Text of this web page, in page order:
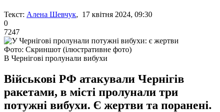
Текст: Алена Шевчук, 17 квітня 2024, 09:30
0
7247
Фото: Скриншот (ілюстративне фото)
В Чернігові пролунали вибухи
Військові РФ атакували Чернігів
ракетами, в місті пролунали три
потужні вибухи. Є жертви та поранені.